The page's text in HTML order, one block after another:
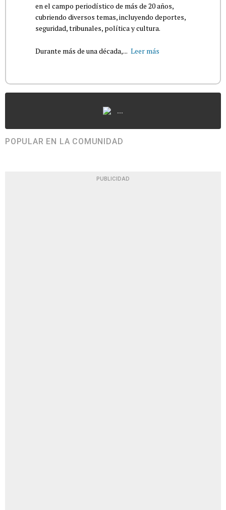
en el campo periodístico de más de 20 años,
cubriendo diversos temas, incluyendo deportes,
seguridad, tribunales, política y cultura.
Durante más de una década,... Leer más
...
POPULAR EN LA COMUNIDAD
PUBLICIDAD